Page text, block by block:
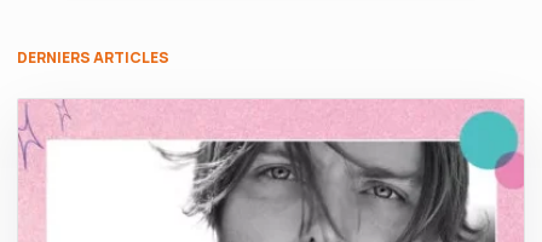
DERNIERS ARTICLES